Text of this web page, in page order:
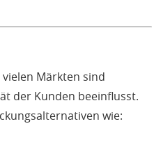
Märkten sind
der Kunden beeinflusst.
wie: